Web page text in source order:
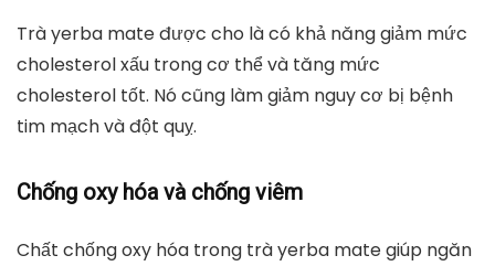
Trà yerba mate được cho là có khả năng giảm mức
cholesterol xấu trong cơ thể và tăng mức
cholesterol tốt. Nó cũng làm giảm nguy cơ bị bệnh
tim mạch và đột quỵ.
Chống oxy hóa và chống viêm
Chất chống oxy hóa trong trà yerba mate giúp ngăn